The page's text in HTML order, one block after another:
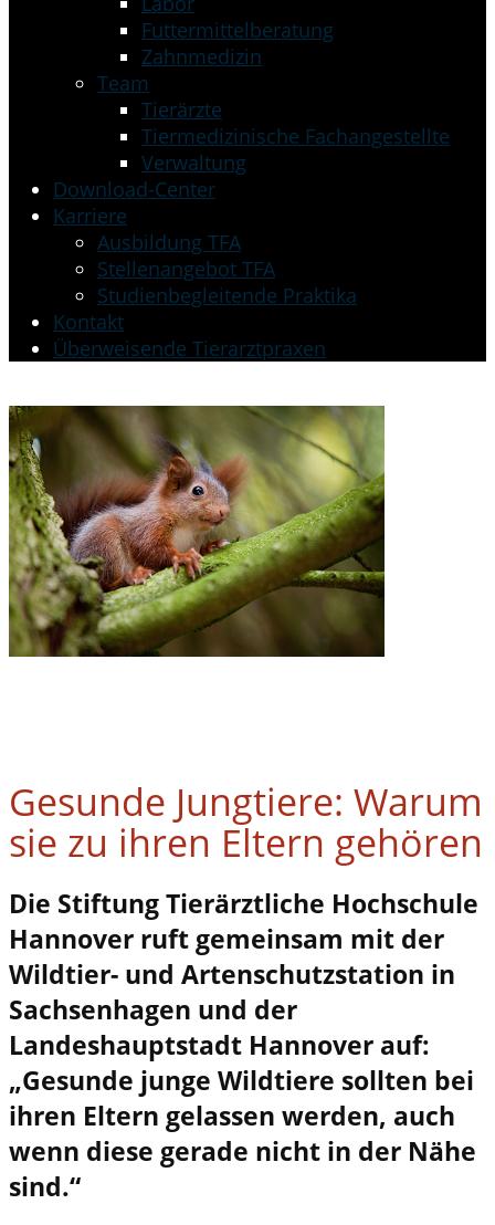
Futtermittelberatung
Zahnmedizin
Team
Tierärzte
Tiermedizinische Fachangestellte
Verwaltung
Download-Center
Karriere
Ausbildung TFA
Stellenangebot TFA
Studienbegleitende Praktika
Kontakt
Überweisende Tierarztpraxen
Gesunde Jungtiere: Warum
sie zu ihren Eltern gehören
Die Stiftung Tierärztliche Hochschule
Hannover ruft gemeinsam mit der
Wildtier- und Artenschutzstation in
Sachsenhagen und der
Landeshauptstadt Hannover auf:
„Gesunde junge Wildtiere sollten bei
ihren Eltern gelassen werden, auch
wenn diese gerade nicht in der Nähe
sind.“